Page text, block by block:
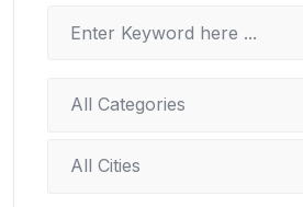
All Categories
All Cities